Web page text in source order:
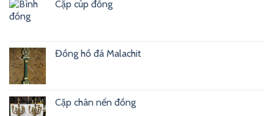
Cặp cúp đồng
Đồng hồ đá Malachit
Cặp chân nến đồng